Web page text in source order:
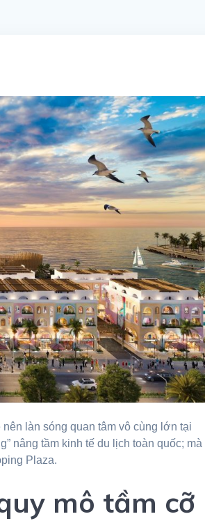
làn sóng quan tâm vô cùng lớn tại
nâng tầm kinh tế du lịch toàn quốc; mà
Plaza.
mô tầm cỡ